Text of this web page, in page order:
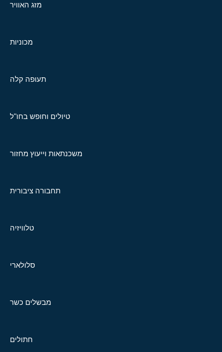
מזג האוויר
מכוניות
תעופה קלה
טיולים וחופש בחו"ל
משכנתאות וייעוץ מחזור
תחבורה ציבורית
טלוויזיה
סלולארי
מבשלים כשר
חתולים